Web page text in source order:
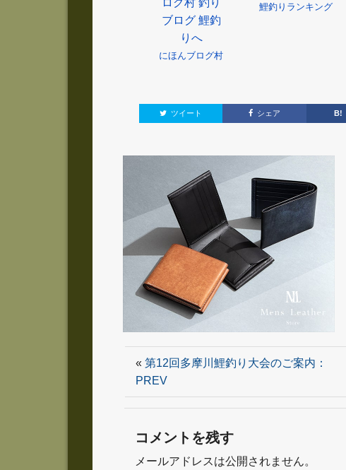
にほんブログ村
鯉釣りランキング
ツイート シェア B!
« 第12回多摩川鯉釣り大会のご案内：
PREV
コメントを残す
メールアドレスは公開されません。